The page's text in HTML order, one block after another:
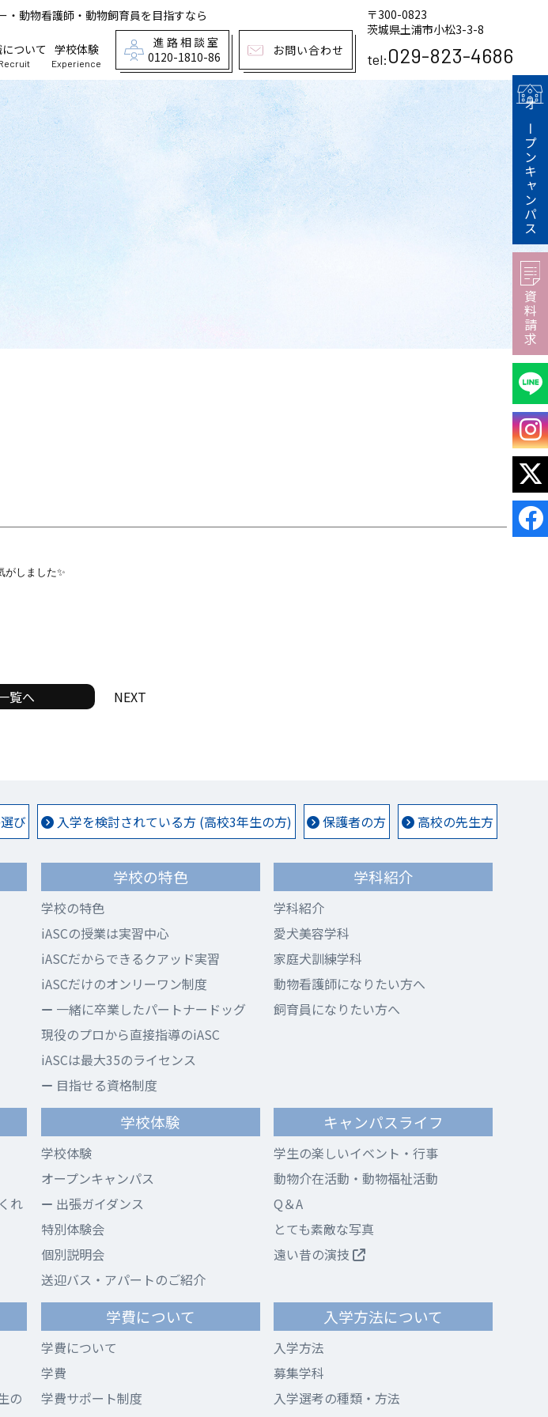
動物看護師・動物飼育員を目指すなら
ついて 学校体験
Experience
進路相談室
0120-1810-86
お問い合わせ
〒300-0823
茨城県土浦市小松3-3-8
tel:029-823-4686
がしました✨
覧へ NEXT
オープンキャンパス
資料請求
び 入学を検討されている方 (高校3年生の方) 保護者の方 高校の先生方
学校の特色
学校の特色
iASCの授業は実習中心
iASCだからできるクアッド実習
iASCだけのオンリーワン制度
一緒に卒業したパートナードッグ
現役のプロから直接指導のiASC
iASCは最大35のライセンス
目指せる資格制度
学科紹介
学科紹介
愛犬美容学科
家庭犬訓練学科
動物看護師になりたい方へ
飼育員になりたい方へ
れ
学校体験
学校体験
オープンキャンパス
出張ガイダンス
特別体験会
個別説明会
送迎バス・アパートのご紹介
キャンパスライフ
学生の楽しいイベント・行事
動物介在活動・動物福祉活動
Q＆A
とても素敵な写真
遠い昔の演技
の
学費について
学費について
学費
学費サポート制度
入学方法について
入学方法
募集学科
入学選考の種類・方法